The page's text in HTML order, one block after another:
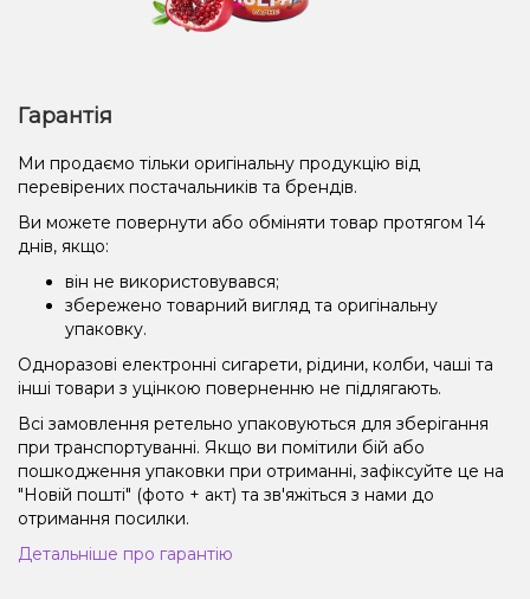
Гарантія
Ми продаємо тільки оригінальну продукцію від
перевірених постачальників та брендів.
Ви можете повернути або обміняти товар протягом 14
днів, якщо:
він не використовувався;
збережено товарний вигляд та оригінальну
упаковку.
Одноразові електронні сигарети, рідини, колби, чаші та
інші товари з уцінкою поверненню не підлягають.
Всі замовлення ретельно упаковуються для зберігання
при транспортуванні. Якщо ви помітили бій або
пошкодження упаковки при отриманні, зафіксуйте це на
"Новій пошті" (фото + акт) та зв'яжіться з нами до
отримання посилки.
Детальніше про гарантію